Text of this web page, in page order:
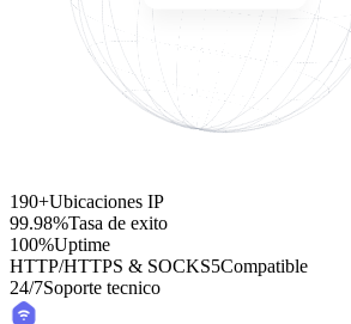
190+Ubicaciones IP
99.98%Tasa de exito
100%Uptime
HTTP/HTTPS & SOCKS5Compatible
24/7Soporte tecnico